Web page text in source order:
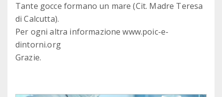
Tante gocce formano un mare (Cit. Madre Teresa
di Calcutta).
Per ogni altra informazione www.poic-e-
dintorni.org
Grazie.